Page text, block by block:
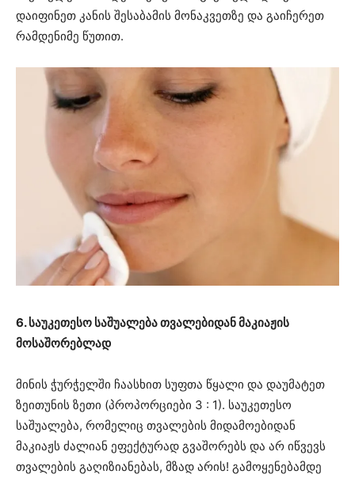
დაიფინეთ კანის შესაბამის მონაკვეთზე და გაიჩერეთ
რამდენიმე წუთით.
6. საუკეთესო საშუალება თვალებიდან მაკიაჟის
მოსაშორებლად
მინის ჭურჭელში ჩაასხით სუფთა წყალი და დაუმატეთ
ზეითუნის ზეთი (პროპორციები 3 : 1). საუკეთესო
საშუალება, რომელიც თვალების მიდამოებიდან
მაკიაჟს ძალიან ეფექტურად გვაშორებს და არ იწვევს
თვალების გაღიზიანებას, მზად არის! გამოყენებამდე